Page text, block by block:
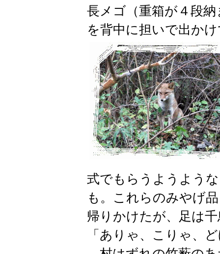
長メゴ（重箱が４段
を背中に担いで出か
式でもらうようよう
も。これらのみやげ
帰りかけたが、足は
「ありゃ、こりゃ、